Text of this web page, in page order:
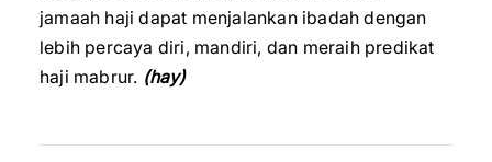
jamaah haji dapat menjalankan ibadah dengan
lebih percaya diri, mandiri, dan meraih predikat
haji mabrur. (hay)